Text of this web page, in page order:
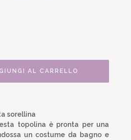
AL CARRELLO
sorellina
topolina è pronta per una
un costume da bagno e